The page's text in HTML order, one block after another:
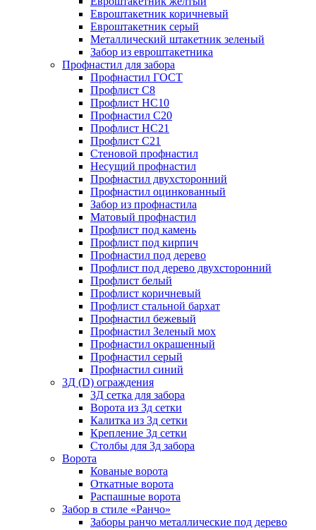
Евроштакетник коричневый
Евроштакетник серый
Металлический штакетник зеленый
Забор из евроштакетника
Профнастил для забора
Профнастил ГОСТ
Профлист С8
Профлист НС10
Профнастил С20
Профлист НС21
Профлист С21
Стеновой профнастил
Несущий профнастил
Профнастил двухсторонний
Профнастил оцинкованный
Забор из профнастила
Матовый профнастил
Профлист под камень
Профлист под кирпич
Профнастил под дерево
Профлист под дерево двухсторонний
Профлист белый
Профлист коричневый
Профлист стальной бархат
Профнастил бежевый
Профнастил Зеленый мох
Профнастил окрашенный
Профнастил серый
Профнастил синий
3Д (D) ограждения
3Д сетка для забора
Ворота из 3д сетки
Калитка из 3д сетки
Крепление 3д сетки
Столбы для 3д забора
Ворота
Кованые ворота
Откатные ворота
Распашные ворота
Забор в стиле «Ранчо»
Заборы ранчо металлические под дерево